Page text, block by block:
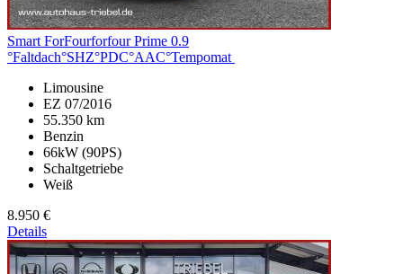
Smart ForFourforfour Prime 0.9
°Faltdach°SHZ°PDC°AAC°Tempomat
Limousine
EZ 07/2016
55.350 km
Benzin
66kW (90PS)
Schaltgetriebe
Weiß
8.950 €
Details